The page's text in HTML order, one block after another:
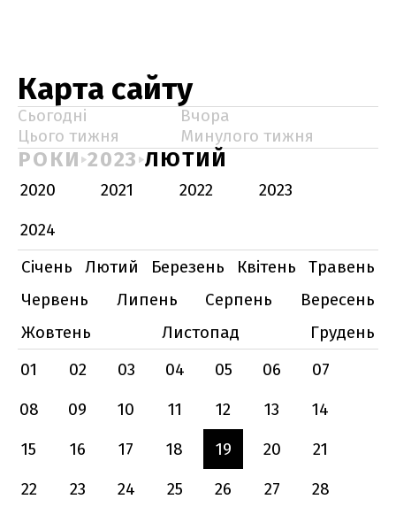
Карта сайту
Сьогодні
Вчора
Цього тижня
Минулого тижня
РОКИ 2023 ЛЮТИЙ
2020 2021 2022
2023
2024
Січень
Лютий Березень Квітень
Травень
Червень
Липень Серпень
Вересень
Жовтень
Листопад
Грудень
01
02 03 04 05 06
07
08
09 10 11 12 13
14
15
16 17 18 19 20
21
22
23 24 25 26 27 28